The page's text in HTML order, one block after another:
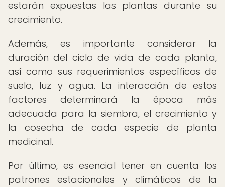
estarán expuestas las plantas durante su
crecimiento.
Además, es importante considerar la
duración del ciclo de vida de cada planta,
así como sus requerimientos específicos de
suelo, luz y agua. La interacción de estos
factores determinará la época más
adecuada para la siembra, el crecimiento y
la cosecha de cada especie de planta
medicinal.
Por último, es esencial tener en cuenta los
patrones estacionales y climáticos de la